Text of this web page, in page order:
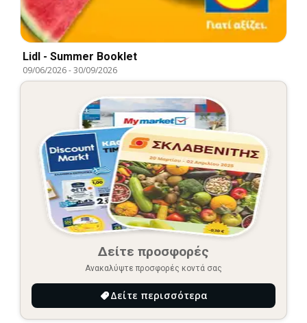
Lidl - Summer Booklet
09/06/2026-30/09/2026
Δείτε προσφορές
Ανακαλύψτε προσφορές κοντά σας
Δείτε περισσότερα